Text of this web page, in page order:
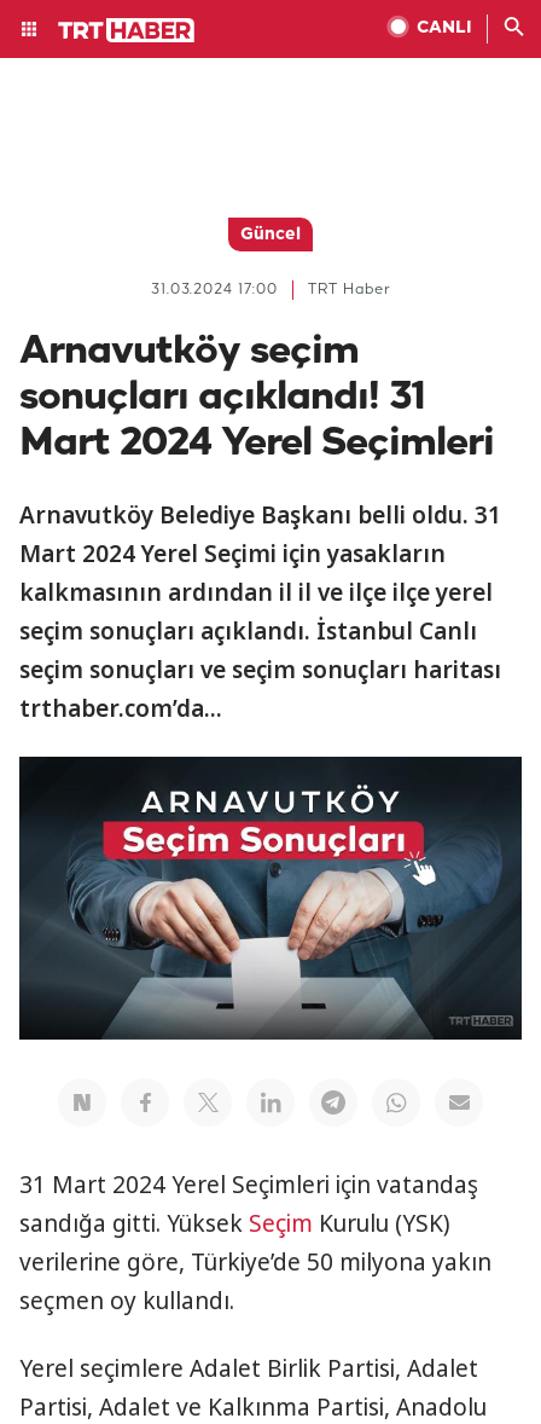
CANLI
Güncel
TRT Haber
31.03.2024 17:00
Arnavutköy seçim
sonuçları açıklandı! 31
Mart 2024 Yerel Seçimleri
Arnavutköy Belediye Başkanı belli oldu. 31
Mart 2024 Yerel Seçimi için yasakların
kalkmasının ardından il il ve ilçe ilçe yerel
seçim sonuçları açıklandı. İstanbul Canlı
seçim sonuçları ve seçim sonuçları haritası
trthaber.com’da...
31 Mart 2024 Yerel Seçimleri için vatandaş
sandığa gitti. Yüksek Seçim Kurulu (YSK)
verilerine göre, Türkiye’de 50 milyona yakın
seçmen oy kullandı.
Yerel seçimlere Adalet Birlik Partisi, Adalet
Partisi, Adalet ve Kalkınma Partisi, Anadolu